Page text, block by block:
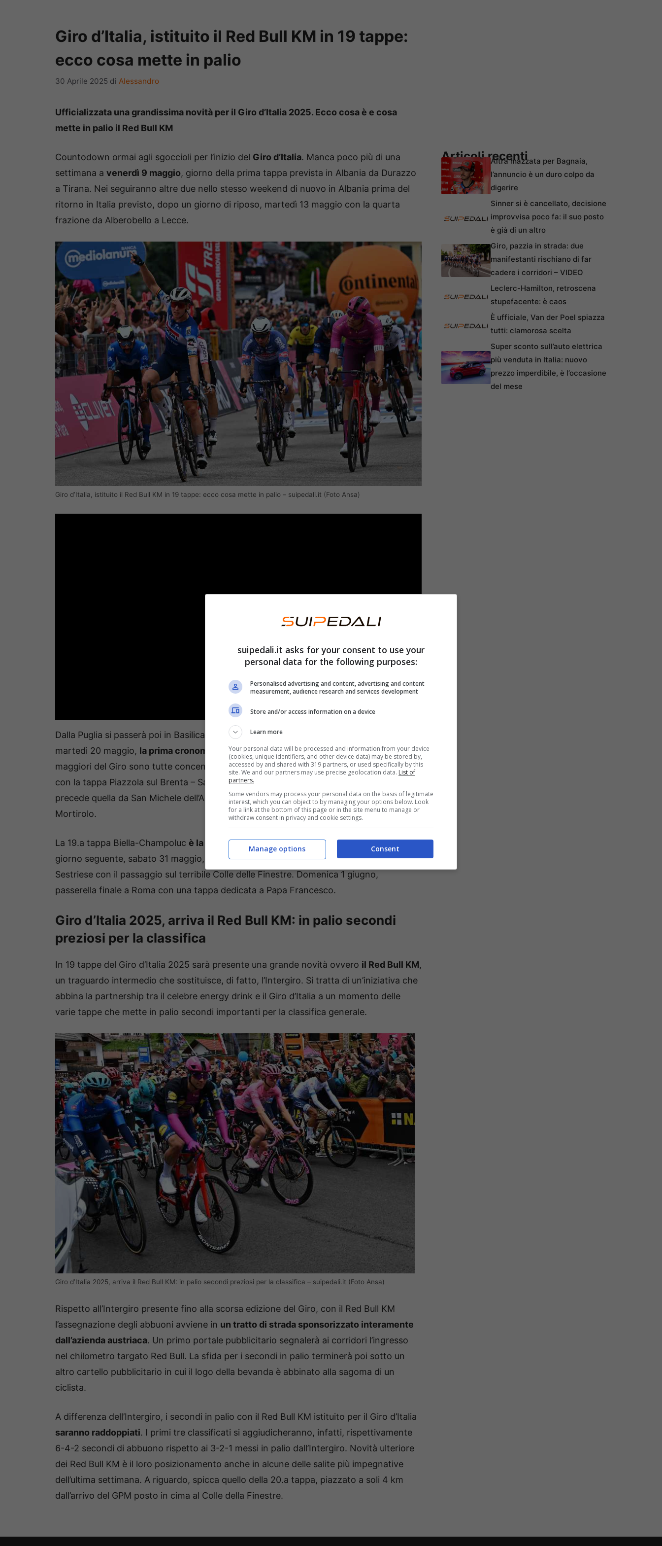
Giro d’Italia, istituito il Red Bull KM in 19 tappe:
ecco cosa mette in palio
30 Aprile 2025 di Alessandro
Ufficializzata una grandissima novità per il Giro d’Italia 2025. Ecco cosa è e cosa
mette in palio il Red Bull KM
Countodown ormai agli sgoccioli per l’inizio del Giro d’Italia. Manca poco più di una
settimana a venerdì 9 maggio, giorno della prima tappa prevista in Albania da Durazzo
a Tirana. Nei seguiranno altre due nello stesso weekend di nuovo in Albania prima del
ritorno in Italia previsto, dopo un giorno di riposo, martedì 13 maggio con la quarta
frazione da Alberobello a Lecce.
Giro d’Italia, istituito il Red Bull KM in 19 tappe: ecco cosa mette in palio – suipedali.it (Foto Ansa)
Dalla Puglia si passerà poi in Basilicata, Campania, Abruzzo e Toscana. Qui è prevista,
martedì 20 maggio, la prima cronometro
di 28 km da Lucca a Pisa. Le difficoltà
maggiori del Giro sono tutte concentrate, come da tradizione, nellaterza settimana
con la tappa Piazzola sul Brenta – San Valentino (Brentonico) di martedì 27 che
precede quella da San Michele dell’Adige a Bormio con il passaggio sul Tonale e sul
Mortirolo.
La 19.a tappa Biella-Champoluc è la più dura del Girocon i 4.950 metri di dislivello. Il
giorno seguente, sabato 31 maggio, si decide tutto con la 20.a frazione da Verres al
Sestriese con il passaggio sul terribile Colle delle Finestre. Domenica 1 giugno,
passerella finale a Roma con una tappa dedicata a Papa Francesco.
Giro d’Italia 2025, arriva il Red Bull KM: in palio secondi
preziosi per la classifica
In 19 tappe del Giro d’Italia 2025 sarà presente una grande novità ovvero il Red Bull KM,
un traguardo intermedio che sostituisce, di fatto, l’Intergiro. Si tratta di un’iniziativa che
abbina la partnership tra il celebre energy drink e il Giro d’Italia a un momento delle
varie tappe che mette in palio secondi importanti per la classifica generale.
Giro d’Italia 2025, arriva il Red Bull KM: in palio secondi preziosi per la classifica – suipedali.it (Foto Ansa)
Rispetto all’Intergiro presente fino alla scorsa edizione del Giro, con il Red Bull KM
l’assegnazione degli abbuoni avviene in un tratto di strada sponsorizzato interamente
dall’azienda austriaca. Un primo portale pubblicitario segnalerà ai corridori l’ingresso
nel chilometro targato Red Bull. La sfida per i secondi in palio terminerà poi sotto un
altro cartello pubblicitario in cui il logo della bevanda è abbinato alla sagoma di un
ciclista.
A differenza dell’Intergiro, i secondi in palio con il Red Bull KM istituito per il Giro d’Italia
saranno raddoppiati. I primi tre classificati si aggiudicheranno, infatti, rispettivamente
6-4-2 secondi di abbuono rispetto ai 3-2-1 messi in palio dall’Intergiro. Novità ulteriore
dei Red Bull KM è il loro posizionamento anche in alcune delle salite più impegnative
dell’ultima settimana. A riguardo, spicca quello della 20.a tappa, piazzato a soli 4 km
dall’arrivo del GPM posto in cima al Colle della Finestre.
Articoli recentiAltra mazzata per Bagnaia,
l’annuncio è un duro colpo da
digerire
Sinner si è cancellato, decisione
improvvisa poco fa: il suo posto
è già di un altro
Giro, pazzia in strada: due
manifestanti rischiano di far
cadere i corridori – VIDEO
Leclerc-Hamilton, retroscena
stupefacente: è caos
È ufficiale, Van der Poel spiazza
tutti: clamorosa scelta
Super sconto sull’auto elettrica
più venduta in Italia: nuovo
prezzo imperdibile, è l’occasione
del mese
suipedali.it asks for your consent to use your
personal data for the following purposes:
Personalised advertising and content, advertising and content
measurement, audience research and services development
Store and/or access information on a device
Learn more
Your personal data will be processed and information from your device
(cookies, unique identifiers, and other device data) may be stored by,
accessed by and shared with 319 partners, or used specifically by this
site. We and our partners may use precise geolocation data. List of
partners.
Some vendors may process your personal data on the basis of legitimate
interest, which you can object to by managing your options below. Look
for a link at the bottom of this page or in the site menu to manage or
withdraw consent in privacy and cookie settings.
Consent
Manage options